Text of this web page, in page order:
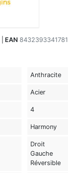
EAN 8432393341781
Anthracite
Acier
4
Harmony
Droit
Gauche
Réversible